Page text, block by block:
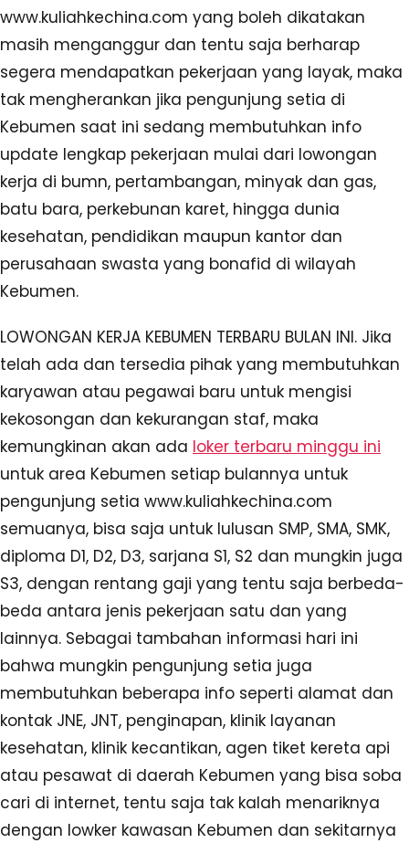
www.kuliahkechina.com yang boleh dikatakan
masih menganggur dan tentu saja berharap
segera mendapatkan pekerjaan yang layak, maka
tak mengherankan jika pengunjung setia di
Kebumen saat ini sedang membutuhkan info
update lengkap pekerjaan mulai dari lowongan
kerja di bumn, pertambangan, minyak dan gas,
batu bara, perkebunan karet, hingga dunia
kesehatan, pendidikan maupun kantor dan
perusahaan swasta yang bonafid di wilayah
Kebumen.
LOWONGAN KERJA KEBUMEN TERBARU BULAN INI. Jika
telah ada dan tersedia pihak yang membutuhkan
karyawan atau pegawai baru untuk mengisi
kekosongan dan kekurangan staf, maka
kemungkinan akan ada loker terbaru minggu ini
untuk area Kebumen setiap bulannya untuk
pengunjung setia www.kuliahkechina.com
semuanya, bisa saja untuk lulusan SMP, SMA, SMK,
diploma D1, D2, D3, sarjana S1, S2 dan mungkin juga
S3, dengan rentang gaji yang tentu saja berbeda-
beda antara jenis pekerjaan satu dan yang
lainnya. Sebagai tambahan informasi hari ini
bahwa mungkin pengunjung setia juga
membutuhkan beberapa info seperti alamat dan
kontak JNE, JNT, penginapan, klinik layanan
kesehatan, klinik kecantikan, agen tiket kereta api
atau pesawat di daerah Kebumen yang bisa soba
cari di internet, tentu saja tak kalah menariknya
dengan lowker kawasan Kebumen dan sekitarnya